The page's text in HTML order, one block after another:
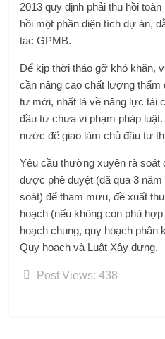
2013 quy định phải thu hồi
hồi một phần diện tích dự án,
tác GPMB.
Để kịp thời tháo gỡ khó khăn,
cần nâng cao chất lượng
tư mới, nhất là về năng lực tài
đầu tư chưa vi phạm pháp
nước để giao làm chủ đầu tư
Yêu cầu thường xuyên rà soát
được phê duyệt (đã qua 3
soát) để tham mưu, đề xuất
hoạch (nếu không còn phù
hoạch chung, quy hoạch phân
Quy hoạch và Luật Xây dựng.
Post Views: 438